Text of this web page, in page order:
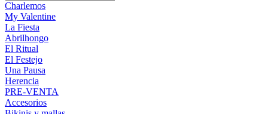
Charlemos
My Valentine
La Fiesta
Abrilhongo
El Ritual
El Festejo
Una Pausa
Herencia
PRE-VENTA
Accesorios